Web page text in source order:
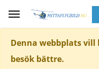
Denna webbplats
besök bättre.